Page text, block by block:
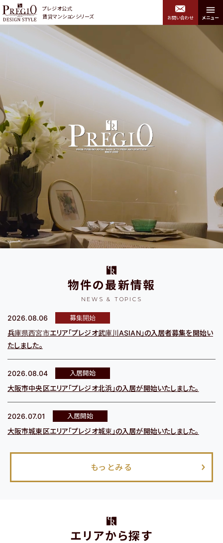
プレジオ公式
賃貸マンションシリーズ
プレジオデザインスタイル トップ
関西エリア
中央区・浪速区・西区・港
区・大正区・住吉区
北区・福島区・西淀川区
淀川区・東淀川区・吹田
市・豊中市
都島区・旭区・城東区・鶴
見区・東成区
東大阪市
路線から探す
物件名から探す
マップで探す
お問い合わせ メニュー
物件の最新情報
NEWS & TOPICS
2026.08.06 募集開始
兵庫県西宮市エリア「プレジオ武庫川ASIAN」の入居者募集を開始い
たしました。
2026.08.04 入居開始
大阪市中央区エリア「プレジオ北浜」の入居が開始いたしました。
2026.07.01 入居開始
大阪市城東区エリア「プレジオ城東」の入居が開始いたしました。
もっとみる
エリアから探す